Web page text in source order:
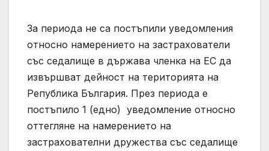
За периода не са постъпили уведомления
относно намерението на застрахователи
със седалище в държава членка на ЕС да
извършват дейност на територията на
Република България. През периода е
постъпило 1 (едно) уведомление относно
оттегляне на намерението на
застрахователни дружества със седалище